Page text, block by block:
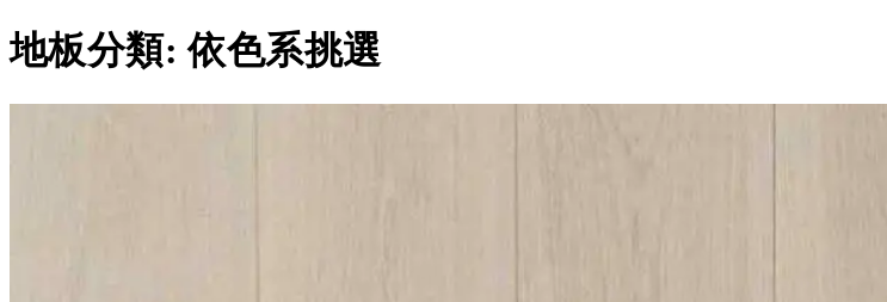
地板分類:依色系挑選